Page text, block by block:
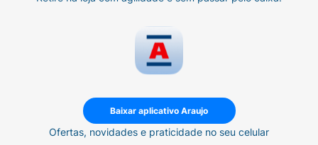
Baixar aplicativo Araujo
Ofertas, novidades e praticidade no seu celular